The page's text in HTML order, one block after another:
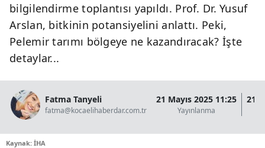
bilgilendirme toplantısı yapıldı. Prof. Dr. Yusuf
Arslan, bitkinin potansiyelini anlattı. Peki,
Pelemir tarımı bölgeye ne kazandıracak? İşte
detaylar...
Fatma Tanyeli
fatma@kocaelihaberdar.com.tr
21 Mayıs 2025 11:25
Yayınlanma
21
Kaynak: İHA